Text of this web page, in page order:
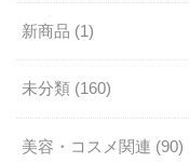
新商品 (1)
未分類 (160)
美容・コスメ関連 (90)